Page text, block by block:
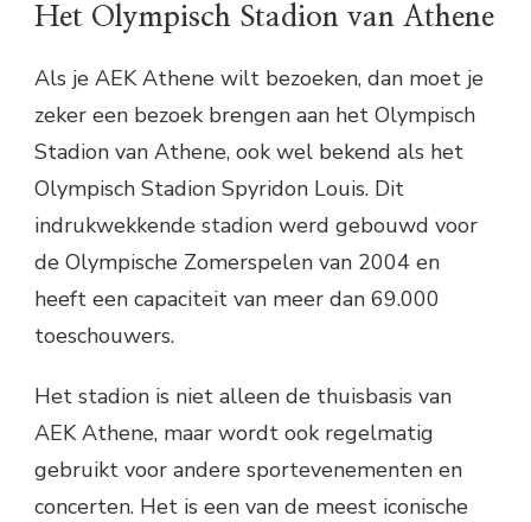
Het Olympisch Stadion van Athene
Als je AEK Athene wilt bezoeken, dan moet je
zeker een bezoek brengen aan het Olympisch
Stadion van Athene, ook wel bekend als het
Olympisch Stadion Spyridon Louis. Dit
indrukwekkende stadion werd gebouwd voor
de Olympische Zomerspelen van 2004 en
heeft een capaciteit van meer dan 69.000
toeschouwers.
Het stadion is niet alleen de thuisbasis van
AEK Athene, maar wordt ook regelmatig
gebruikt voor andere sportevenementen en
concerten. Het is een van de meest iconische